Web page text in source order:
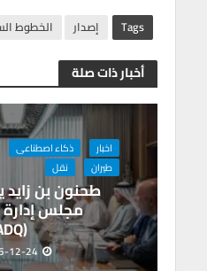
ac
e
b
o
o
k
wi
tt
er
m
ail
h
A
p
p
Tags إصدار الخطوط
أخبار ذات صلة
اخبار ذكاء اصطناعى
طيران
نقل
طحنون بن زايد
مجلس إدارة
(ADQ)
12-24